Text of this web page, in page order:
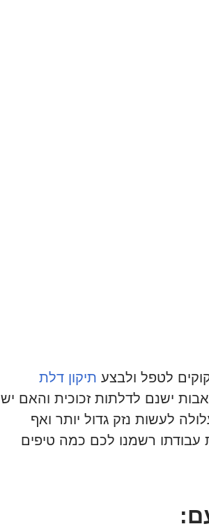
לטפל ולבצע תיקון דלת
ישנם לדלתות זכוכית והאם יש
לעשות נזק גדול יותר ואף
רשמנו לכם כמה טיפים